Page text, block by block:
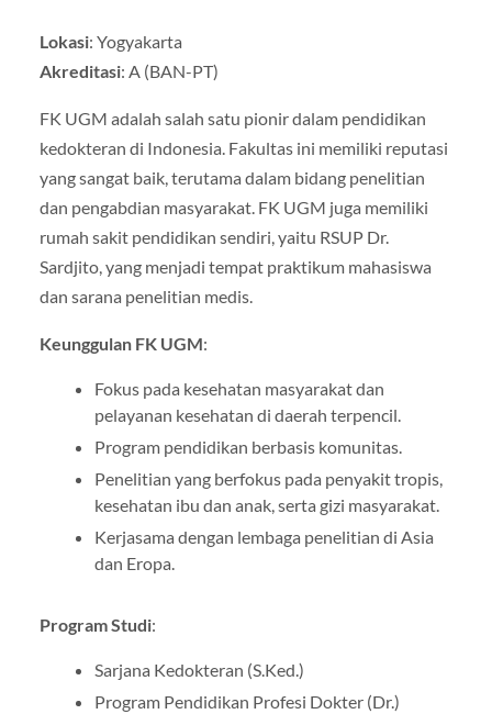
Lokasi: Yogyakarta
Akreditasi: A (BAN-PT)
FK UGM adalah salah satu pionir dalam pendidikan
kedokteran di Indonesia. Fakultas ini memiliki reputasi
yang sangat baik, terutama dalam bidang penelitian
dan pengabdian masyarakat. FK UGM juga memiliki
rumah sakit pendidikan sendiri, yaitu RSUP Dr.
Sardjito, yang menjadi tempat praktikum mahasiswa
dan sarana penelitian medis.
Keunggulan FK UGM:
Fokus pada kesehatan masyarakat dan
pelayanan kesehatan di daerah terpencil.
Program pendidikan berbasis komunitas.
Penelitian yang berfokus pada penyakit tropis,
kesehatan ibu dan anak, serta gizi masyarakat.
Kerjasama dengan lembaga penelitian di Asia
dan Eropa.
Program Studi:
Sarjana Kedokteran (S.Ked.)
Program Pendidikan Profesi Dokter (Dr.)